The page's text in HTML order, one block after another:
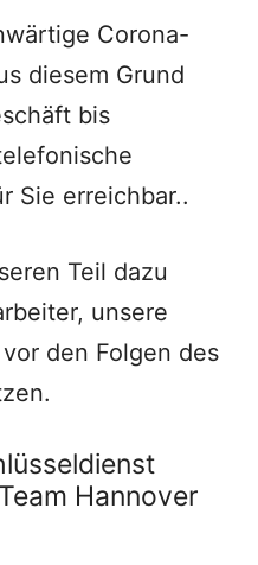
Corona-
diesem Grund
bis
Sie erreichbar..
Teil dazu
unsere
den Folgen des
Hannover